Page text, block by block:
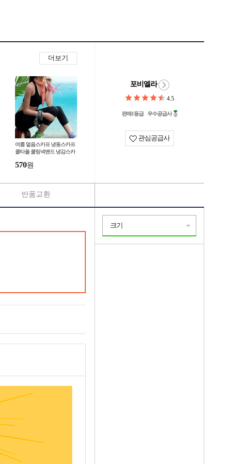
더보기
여름 얼음스카프 냉동스카프
쿨타올 쿨링넥밴드 냉감스카
570원
포비엘라
4.5
판매1등급 우수공급사
관심공급사
반품교환
크기